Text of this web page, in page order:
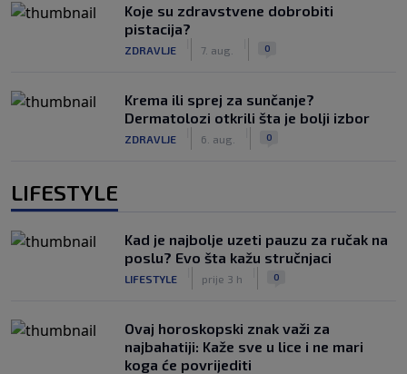
Koje su zdravstvene dobrobiti
pistacija?
ZDRAVLJE 7. aug. 0
Krema ili sprej za sunčanje?
Dermatolozi otkrili šta je bolji izbor
ZDRAVLJE 6. aug. 0
LIFESTYLE
Kad je najbolje uzeti pauzu za ručak na
poslu? Evo šta kažu stručnjaci
LIFESTYLE prije 3 h 0
Ovaj horoskopski znak važi za
najbahatiji: Kaže sve u lice i ne mari
koga će povrijediti